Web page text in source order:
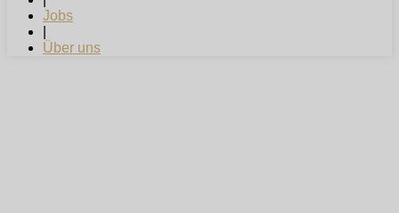
Jobs
Über uns